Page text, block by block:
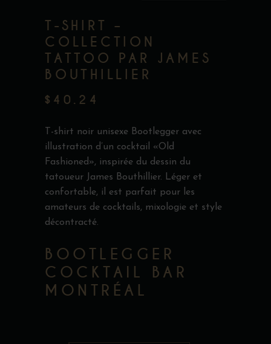
T-SHIRT –
COLLECTION
TATTOO PAR JAMES
BOUTHILLIER
$ 40.24
T-shirt noir unisexe Bootlegger avec
illustration d’un cocktail «Old
Fashioned», inspirée du dessin du
tatoueur James Bouthillier. Léger et
confortable, il est parfait pour les
amateurs de cocktails, mixologie et style
décontracté.
BOOTLEGGER
COCKTAIL BAR
MONTRÉAL